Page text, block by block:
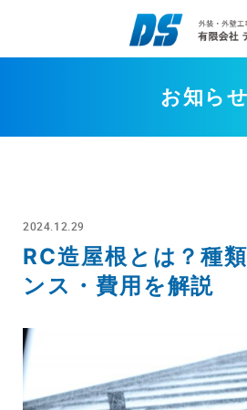
お知らせ
2024.12.29
RC造屋根とは？種
ンス・費用を解説